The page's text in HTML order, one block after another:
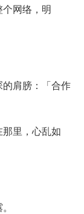
网络，明
肩膀：「合作
里，心乱如